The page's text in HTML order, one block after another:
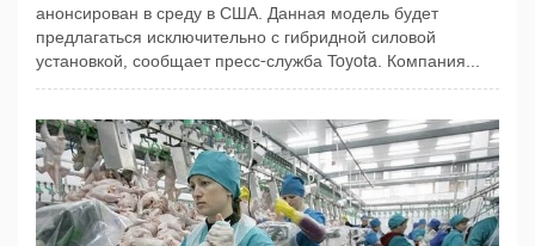
анонсирован в среду в США. Данная модель будет
предлагаться исключительно с гибридной силовой
установкой, сообщает пресс-служба Toyota. Компания...